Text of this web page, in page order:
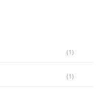
(1)
(1)